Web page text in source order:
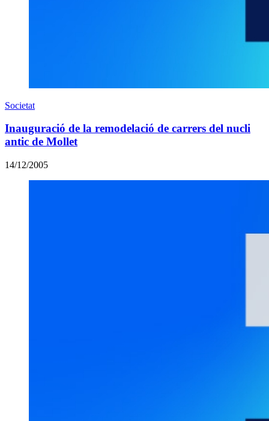
Societat
Inauguració de la remodelació de carrers del nucli
antic de Mollet
14/12/2005